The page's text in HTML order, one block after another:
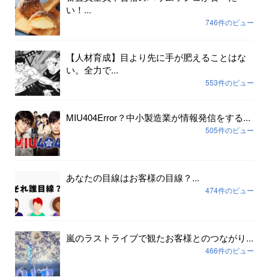
い！...
746件のビュー
【人材育成】目より先に手が肥えることはな
い。全力で...
553件のビュー
MIU404Error？中小製造業が情報発信をする...
505件のビュー
あなたの目線はお客様の目線？...
474件のビュー
嵐のラストライブで観たお客様とのつながり...
466件のビュー